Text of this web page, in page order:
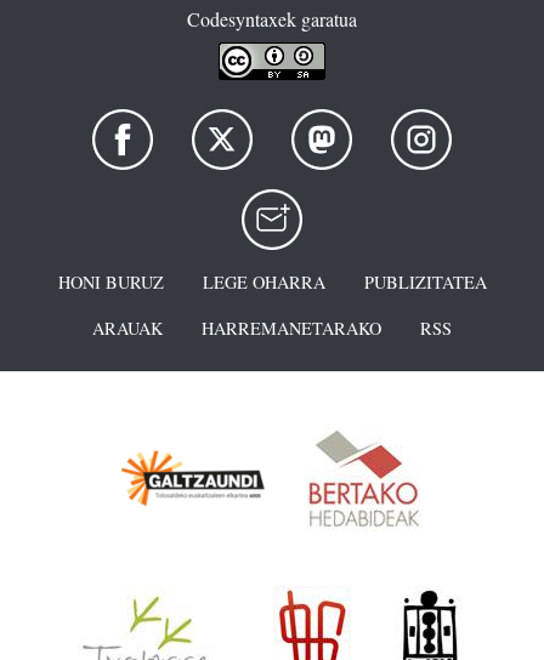
Codesyntaxek garatua
HONI BURUZ LEGE OHARRA
PUBLIZITATEA
ARAUAK
HARREMANETARAKO RSS